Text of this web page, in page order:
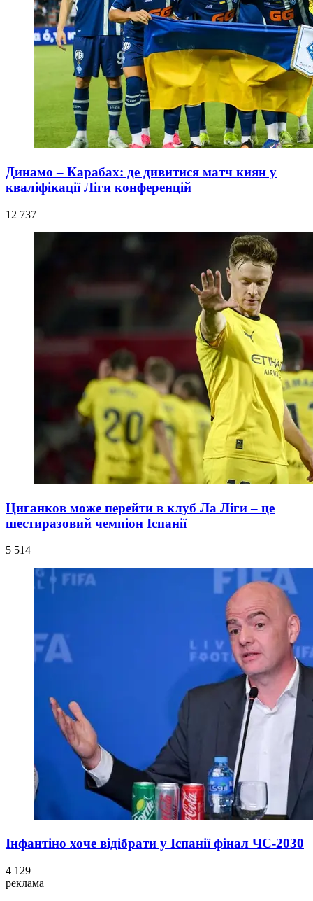
Динамо – Карабах: де дивитися матч киян у
кваліфікації Ліги конференцій
12 737
Циганков може перейти в клуб Ла Ліги – це
шестиразовий чемпіон Іспанії
5 514
Інфантіно хоче відібрати у Іспанії фінал ЧС-2030
4 129
реклама